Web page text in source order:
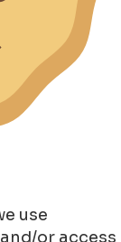
use
or access